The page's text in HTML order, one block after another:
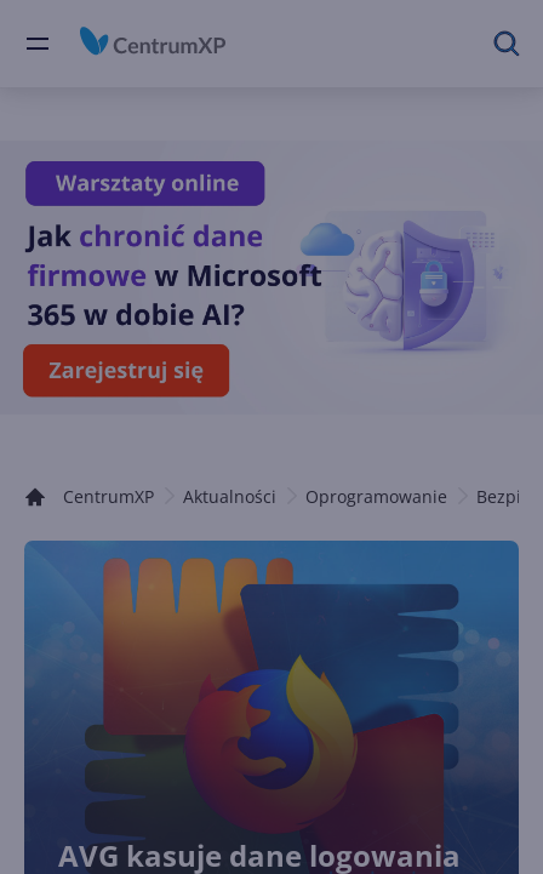
CentrumXP Aktualności Oprogramowanie
AVG kasuje dane logowania